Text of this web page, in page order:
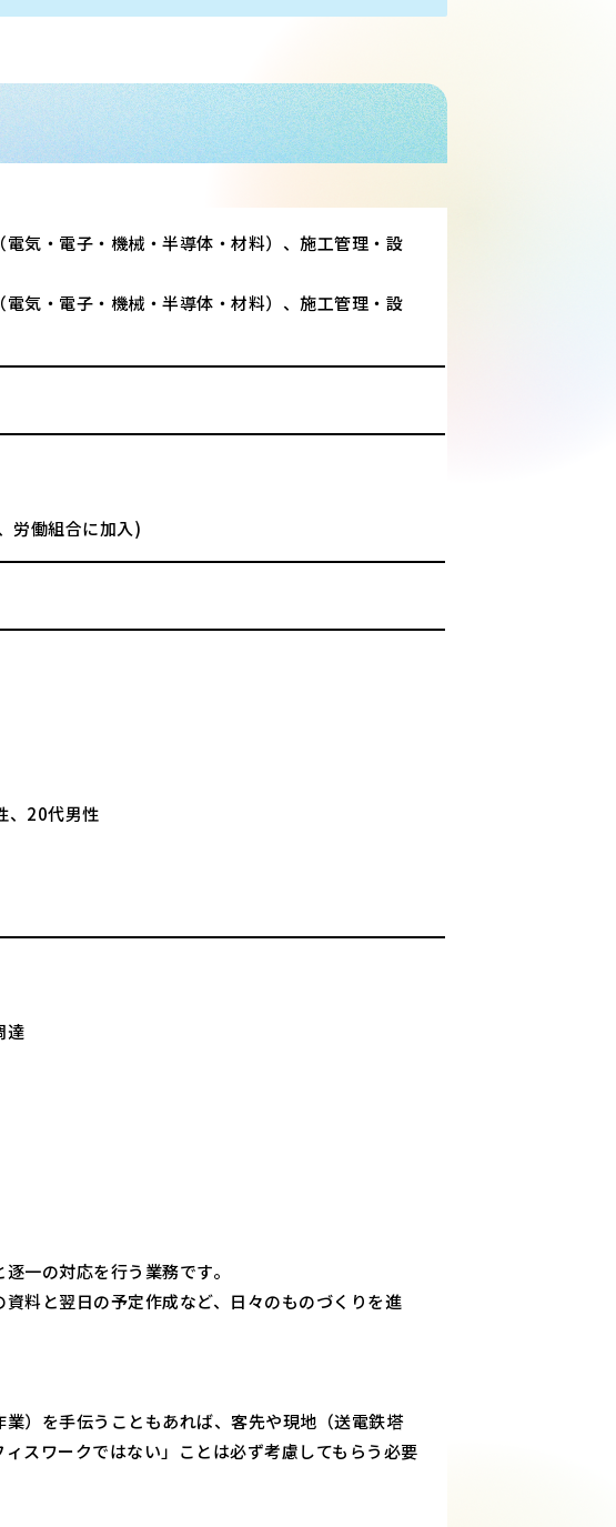
気・電子・機械・半導体・材料）、施工管理・設
気・電子・機械・半導体・材料）、施工管理・設
労働組合に加入)
、20代男性
達
一の対応を行う業務です。
料と翌日の予定作成など、日々のものづくりを進
）を手伝うこともあれば、客先や現地（送電鉄塔
スワークではない」ことは必ず考慮してもらう必要